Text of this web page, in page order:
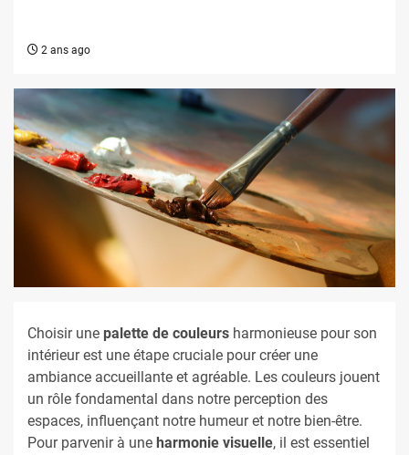
2 ans ago
Choisir une palette de couleurs harmonieuse pour son
intérieur est une étape cruciale pour créer une
ambiance accueillante et agréable. Les couleurs jouent
un rôle fondamental dans notre perception des
espaces, influençant notre humeur et notre bien-être.
Pour parvenir à une harmonie visuelle, il est essentiel